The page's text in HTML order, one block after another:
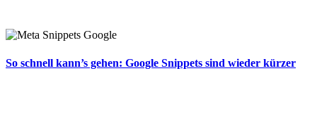
So schnell kann’s gehen: Google Snippets sind wieder kürzer